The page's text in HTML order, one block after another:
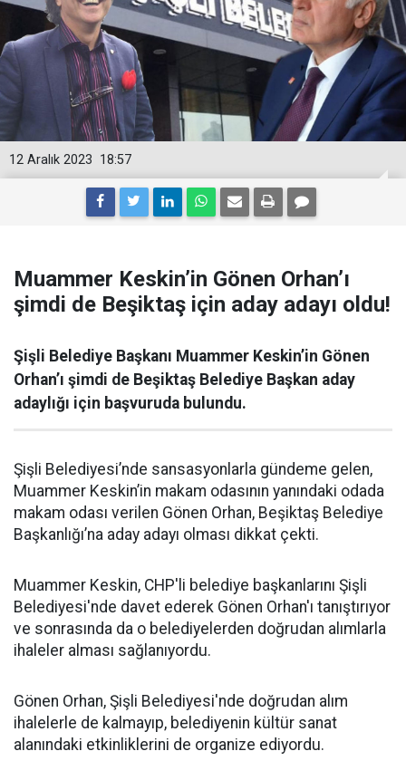
18:57
12 Aralık 2023
Muammer Keskin’in Gönen Orhan’ı
şimdi de Beşiktaş için aday adayı oldu!
Şişli Belediye Başkanı Muammer Keskin’in Gönen
Orhan’ı şimdi de Beşiktaş Belediye Başkan aday
adaylığı için başvuruda bulundu.
Şişli Belediyesi’nde sansasyonlarla gündeme gelen,
Muammer Keskin’in makam odasının yanındaki odada
makam odası verilen Gönen Orhan, Beşiktaş Belediye
Başkanlığı’na aday adayı olması dikkat çekti.
Muammer Keskin, CHP'li belediye başkanlarını Şişli
Belediyesi'nde davet ederek Gönen Orhan'ı tanıştırıyor
ve sonrasında da o belediyelerden doğrudan alımlarla
ihaleler alması sağlanıyordu.
Gönen Orhan, Şişli Belediyesi'nde doğrudan alım
ihalelerle de kalmayıp, belediyenin kültür sanat
alanındaki etkinliklerini de organize ediyordu.